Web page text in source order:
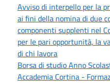
Avviso di interpello per la
ai fini della nomina di due
componenti supplenti nel
per le pari opportunità, la
di chi lavora
Borsa di studio Anno
Accademia Cortina -